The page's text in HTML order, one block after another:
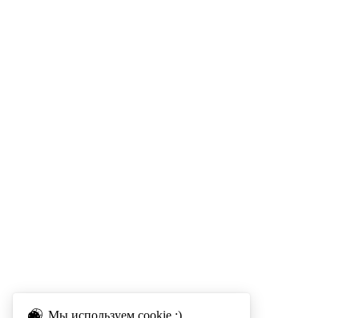
Мы используем cookie :)